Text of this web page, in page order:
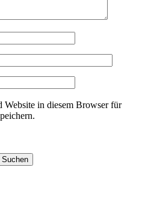
in diesem Browser für